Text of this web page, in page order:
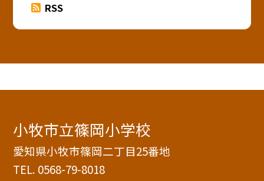
RSS
小牧市立篠岡小学校
愛知県小牧市篠岡二丁目25番地
TEL. 0568-79-8018